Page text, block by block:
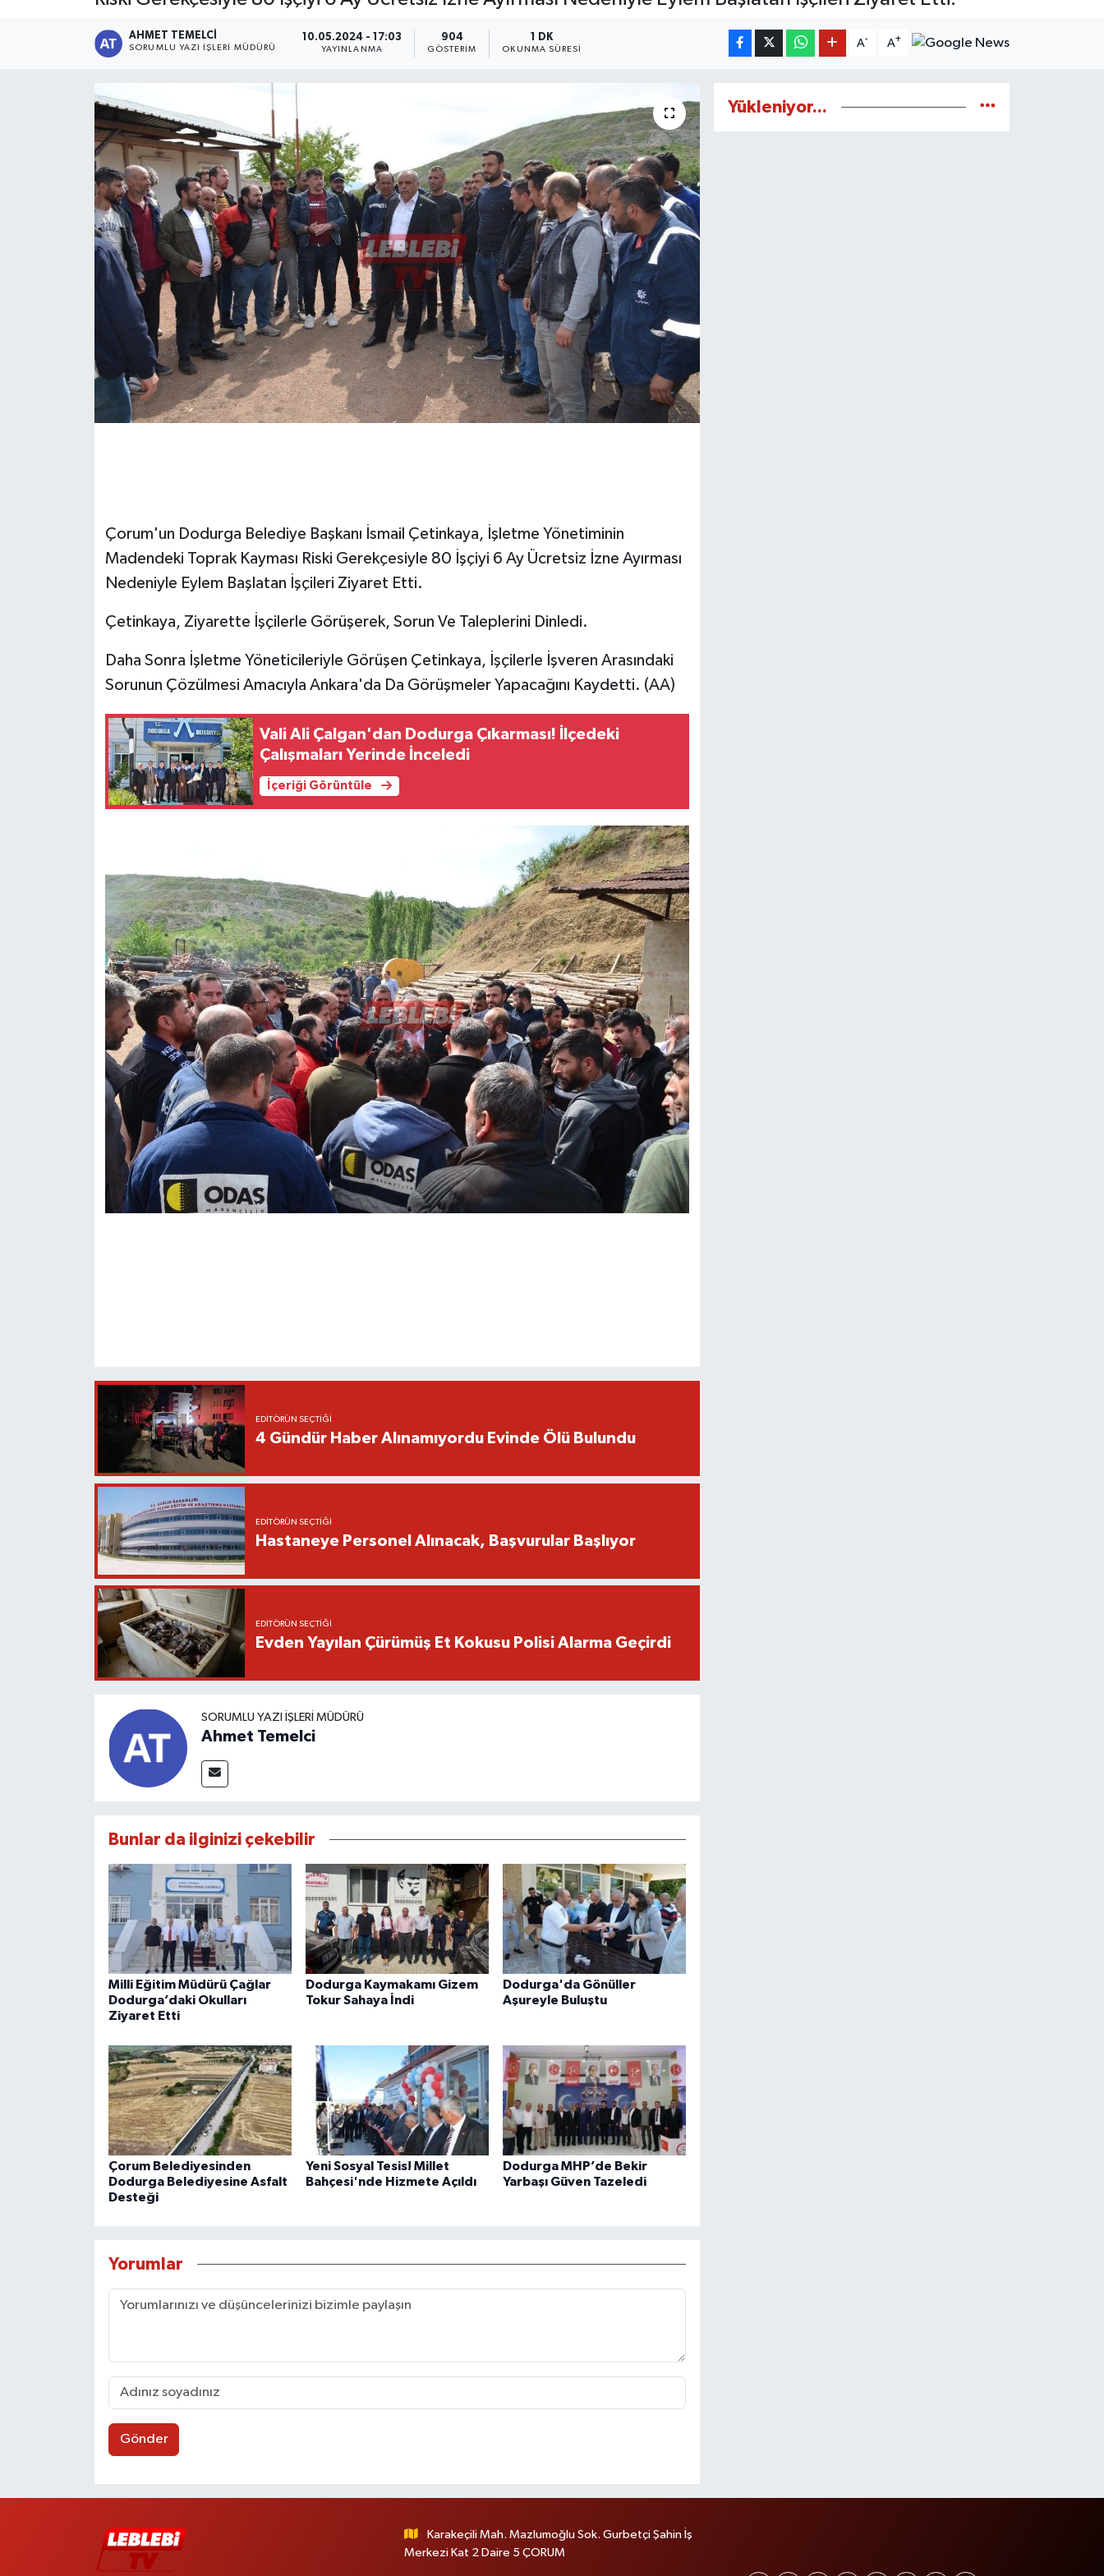
AHMET TEMELCI
SORUMLU YAZI İŞLERI MÜDÜRÜ
10.05.2024 - 17:03
YAYINLANMA
904
GÖSTERIM
1 DK
OKUNMA SÜRESI
A- A+
Çorum'un Dodurga Belediye Başkanı İsmail Çetinkaya, İşletme Yönetiminin
Madendeki Toprak Kayması Riski Gerekçesiyle 80 İşçiyi 6 Ay Ücretsiz İzne Ayırması
Nedeniyle Eylem Başlatan İşçileri Ziyaret Etti.
Çetinkaya, Ziyarette İşçilerle Görüşerek, Sorun Ve Taleplerini Dinledi.
Daha Sonra İşletme Yöneticileriyle Görüşen Çetinkaya, İşçilerle İşveren Arasındaki
Sorunun Çözülmesi Amacıyla Ankara'da Da Görüşmeler Yapacağını Kaydetti. (AA)
Vali Ali Çalgan'dan Dodurga Çıkarması! İlçedeki
Çalışmaları Yerinde İnceledi
İçeriği Görüntüle
EDITÖRÜN SEÇTIĞI
4 Gündür Haber Alınamıyordu Evinde Ölü Bulundu
EDITÖRÜN SEÇTIĞI
Hastaneye Personel Alınacak, Başvurular Başlıyor
EDITÖRÜN SEÇTIĞI
Evden Yayılan Çürümüş Et Kokusu Polisi Alarma Geçirdi
SORUMLU YAZI İŞLERI MÜDÜRÜ
Ahmet Temelci
Bunlar da ilginizi çekebilir
Milli Eğitim Müdürü Çağlar
Dodurga’daki Okulları
Ziyaret Etti
Dodurga Kaymakamı Gizem
Tokur Sahaya İndi
Dodurga'da Gönüller
Aşureyle Buluştu
Çorum Belediyesinden
Dodurga Belediyesine Asfalt
Desteği
Yeni Sosyal Tesis! Millet
Bahçesi'nde Hizmete Açıldı
Dodurga MHP’de Bekir
Yarbaşı Güven Tazeledi
Yorumlar
Gönder
Yükleniyor...
Karakeçili Mah. Mazlumoğlu Sok. Gurbetçi Şahin İş
Merkezi Kat 2 Daire 5 ÇORUM